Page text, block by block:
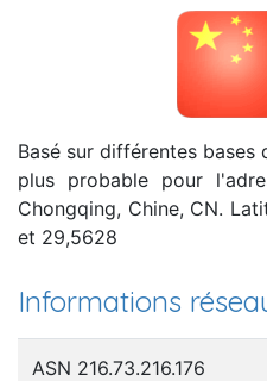
Basé sur différentes bases
plus probable pour
Chongqing, Chine, CN.
et 29,5628
Informations
ASN 216.73.216.176